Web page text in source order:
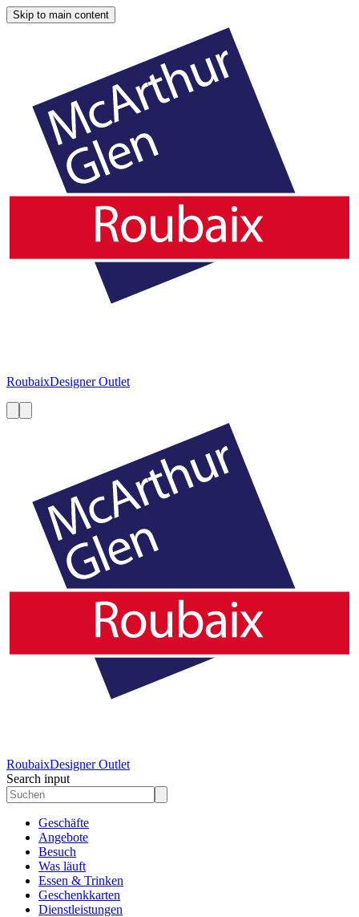
Skip to main content
RoubaixDesigner Outlet
RoubaixDesigner Outlet
Search input
Geschäfte
Angebote
Besuch
Was läuft
Essen & Trinken
Geschenkkarten
Dienstleistungen